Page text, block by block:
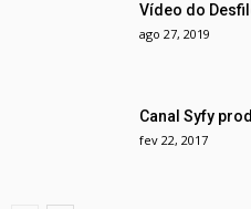
Vídeo do
ago 27, 2019
Canal Syfy
fev 22, 2017